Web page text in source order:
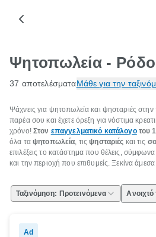
Ψητοπωλεία -
37 αποτελέσματαΜάθε για την
Ψάχνεις για ψητοπωλεία και ψησταριές
παρέα σου και έχετε όρεξη για νόστιμα
χρόνο! Στον επαγγελματικό κατάλογοτου
όλα τα ψητοπωλεία, τιςψησταριές και τις
επιλέξεις το κατάστημα που θέλεις,
και την περιοχή που επιθυμείς. Ξεκίνα
Ταξινόμηση: Προτεινόμενα
Ad